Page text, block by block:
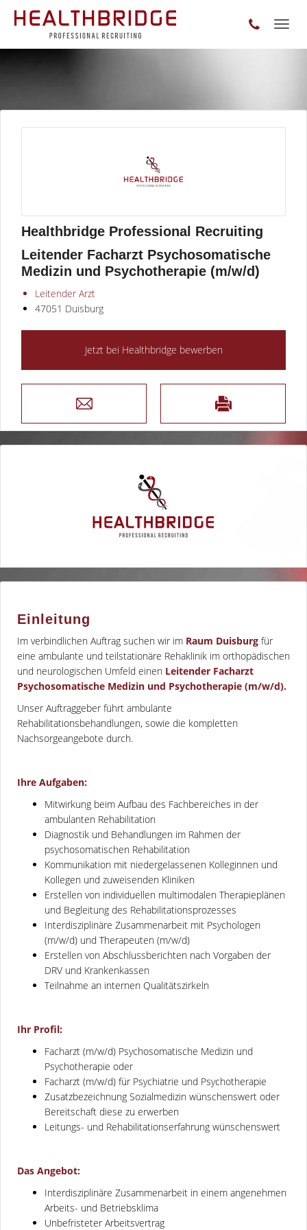
Healthbridge Professional Recruiting
Leitender Facharzt Psychosomatische
Medizin und Psychotherapie (m/w/d)
Leitender Arzt
47051 Duisburg
Einleitung
Im verbindlichen Auftrag suchen wir im Raum Duisburg für
eine ambulante und teilstationäre Rehaklinik im orthopädischen
und neurologischen Umfeld einen Leitender Facharzt
Psychosomatische Medizin und Psychotherapie (m/w/d).
Unser Auftraggeber führt ambulante
Rehabilitationsbehandlungen, sowie die kompletten
Nachsorgeangebote durch.
Ihre Aufgaben:
Mitwirkung beim Aufbau des Fachbereiches in der
ambulanten Rehabilitation
Diagnostik und Behandlungen im Rahmen der
psychosomatischen Rehabilitation
Kommunikation mit niedergelassenen Kolleginnen und
Kollegen und zuweisenden Kliniken
Erstellen von individuellen multimodalen Therapieplänen
und Begleitung des Rehabilitationsprozesses
Interdisziplinäre Zusammenarbeit mit Psychologen
(m/w/d) und Therapeuten (m/w/d)
Erstellen von Abschlussberichten nach Vorgaben der
DRV und Krankenkassen
Teilnahme an internen Qualitätszirkeln
Ihr Profil:
Facharzt (m/w/d) Psychosomatische Medizin und
Psychotherapie oder
Facharzt (m/w/d) für Psychiatrie und Psychotherapie
Zusatzbezeichnung Sozialmedizin wünschenswert oder
Bereitschaft diese zu erwerben
Leitungs- und Rehabilitationserfahrung wünschenswert
Das Angebot:
Interdisziplinäre Zusammenarbeit in einem angenehmen
Arbeits- und Betriebsklima
Unbefristeter Arbeitsvertrag